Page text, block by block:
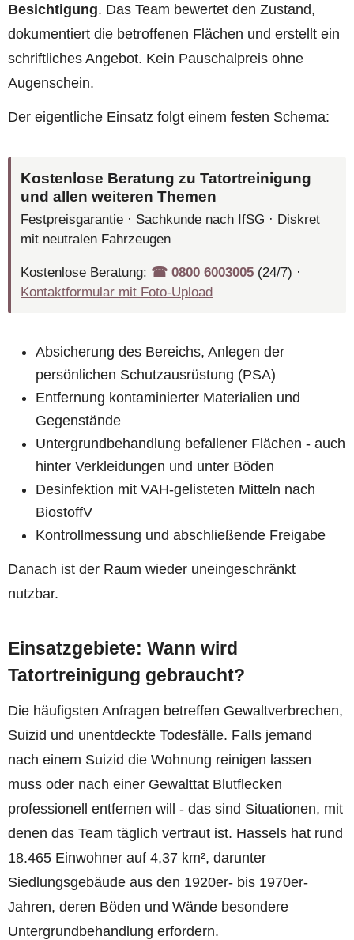
Besichtigung. Das Team bewertet den Zustand,
dokumentiert die betroffenen Flächen und erstellt ein
schriftliches Angebot. Kein Pauschalpreis ohne
Augenschein.
Der eigentliche Einsatz folgt einem festen Schema:
Kostenlose Beratung zu Tatortreinigung
und allen weiteren Themen
Festpreisgarantie · Sachkunde nach IfSG · Diskret
mit neutralen Fahrzeugen
Kostenlose Beratung: ☎︎ 0800 6003005 (24/7) ·
Kontaktformular mit Foto-Upload
Absicherung des Bereichs, Anlegen der
persönlichen Schutzausrüstung (PSA)
Entfernung kontaminierter Materialien und
Gegenstände
Untergrundbehandlung befallener Flächen - auch
hinter Verkleidungen und unter Böden
Desinfektion mit VAH-gelisteten Mitteln nach
BiostoffV
Kontrollmessung und abschließende Freigabe
Danach ist der Raum wieder uneingeschränkt
nutzbar.
Einsatzgebiete: Wann wird
Tatortreinigung gebraucht?
Die häufigsten Anfragen betreffen Gewaltverbrechen,
Suizid und unentdeckte Todesfälle. Falls jemand
nach einem Suizid die Wohnung reinigen lassen
muss oder nach einer Gewalttat Blutflecken
professionell entfernen will - das sind Situationen, mit
denen das Team täglich vertraut ist. Hassels hat rund
18.465 Einwohner auf 4,37 km², darunter
Siedlungsgebäude aus den 1920er- bis 1970er-
Jahren, deren Böden und Wände besondere
Untergrundbehandlung erfordern.